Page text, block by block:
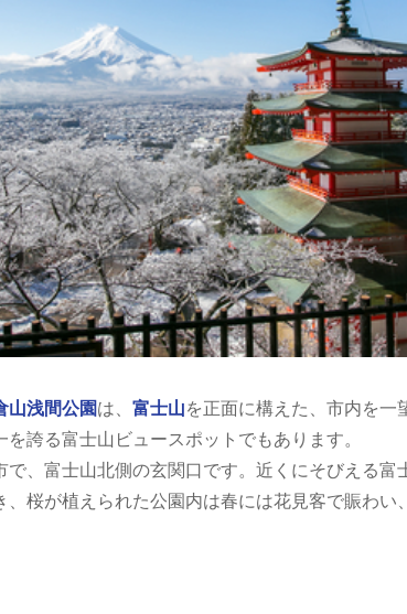
山浅間公園は、 富士山を正面に構えた、市内を一
を誇る富士山ビュースポットでもあります。
で、富士山北側の玄関口です。近くにそびえる富
、桜が植えられた公園内は春には花見客で賑わい